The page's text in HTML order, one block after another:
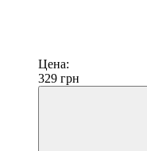
Цена:
329 грн